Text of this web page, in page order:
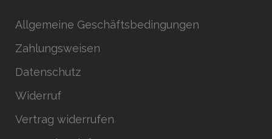
Allgemeine Geschäftsbedingungen
Zahlungsweisen
Datenschutz
Widerruf
Vertrag widerrufen